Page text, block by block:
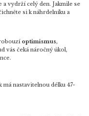
a vydrží celý den. Jakmile se
si k náhrdelníku a
optimismus,
vás čeká náročný úkol,
nastavitelnou délku 47-